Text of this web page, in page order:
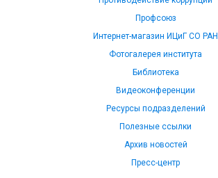
Профсоюз
Интернет-магазин ИЦиГ СО РАН
Фотогалерея института
Библиотека
Видеоконференции
Ресурсы подразделений
Полезные ссылки
Архив новостей
Пресс-центр